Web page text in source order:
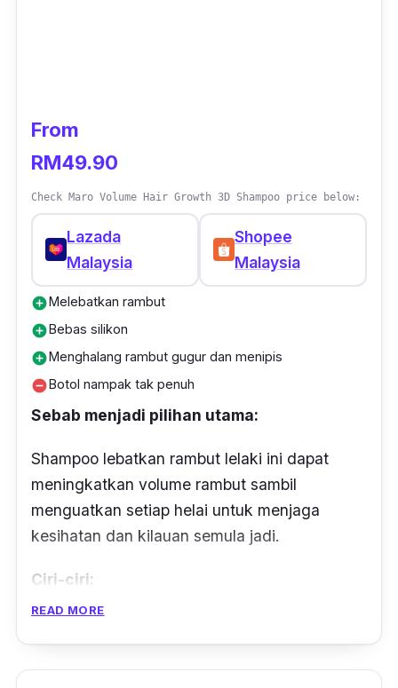
From
RM49.90
Check Maro Volume Hair Growth 3D Shampoo price below:
Lazada
Malaysia
Shopee
Malaysia
add_circleMelebatkan rambut
add_circleBebas silikon
add_circleMenghalang rambut gugur dan menipis
remove_circleBotol nampak tak penuh
Sebab menjadi pilihan utama:
Shampoo lebatkan rambut lelaki ini dapat
meningkatkan volume rambut sambil
menguatkan setiap helai untuk menjaga
kesihatan dan kilauan semula jadi.
Ciri-ciri:
adalah syampu pertama di dunia yang
menggabungkan formulasi Defenscalp®,
READ MORE